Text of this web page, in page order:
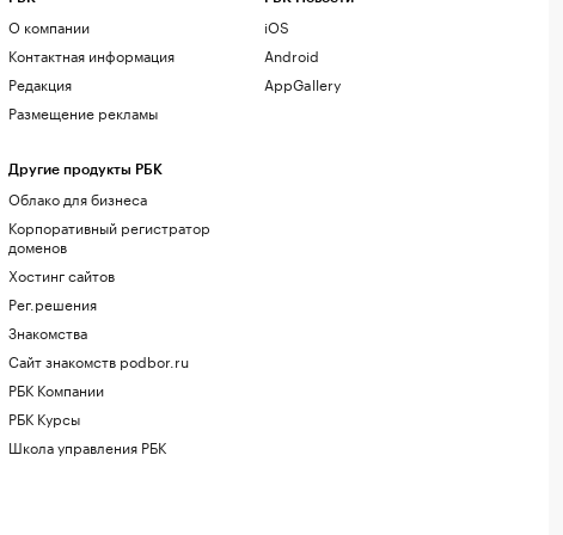
О компании
Контактная информация
Редакция
Размещение рекламы
Другие продукты РБК
Облако для бизнеса
Корпоративный регистратор
доменов
Хостинг сайтов
Рег.решения
Знакомства
Сайт знакомств podbor.ru
РБК Компании
РБК Курсы
Школа управления РБК
iOS
Android
AppGallery